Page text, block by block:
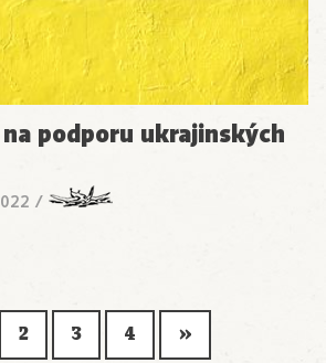
podporu ukrajinských
/
2 3 4 »